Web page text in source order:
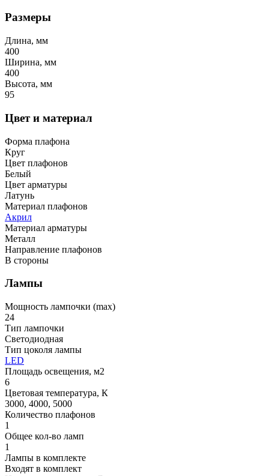
Размеры
Длина, мм
400
Ширина, мм
400
Высота, мм
95
Цвет и материал
Форма плафона
Круг
Цвет плафонов
Белый
Цвет арматуры
Латунь
Материал плафонов
Акрил
Материал арматуры
Металл
Направление плафонов
В стороны
Лампы
Мощность лампочки (max)
24
Тип лампочки
Светодиодная
Тип цоколя лампы
LED
Площадь освещения, м2
6
Цветовая температура, К
3000, 4000, 5000
Количество плафонов
1
Общее кол-во ламп
1
Лампы в комплекте
Входят в комплект